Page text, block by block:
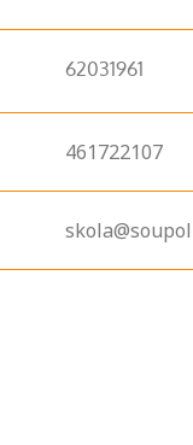
62031961
461722107